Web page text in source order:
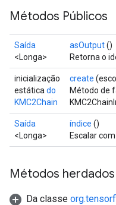
Métodos Públicos
Saída
<Longa>
asOutput()
Retorna o
inicialização
estática do
KMC2Chain
create
Método de
Saída
<Longa>
índice ()
Escalar
Métodos herdados
Da classe